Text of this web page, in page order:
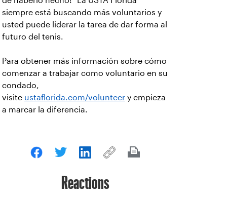
siempre está buscando más voluntarios y
usted puede liderar la tarea de dar forma al
futuro del tenis.
Para obtener más información sobre cómo
comenzar a trabajar como voluntario en su
condado,
visite ustaflorida.com/volunteer y empieza
a marcar la diferencia.
Reactions